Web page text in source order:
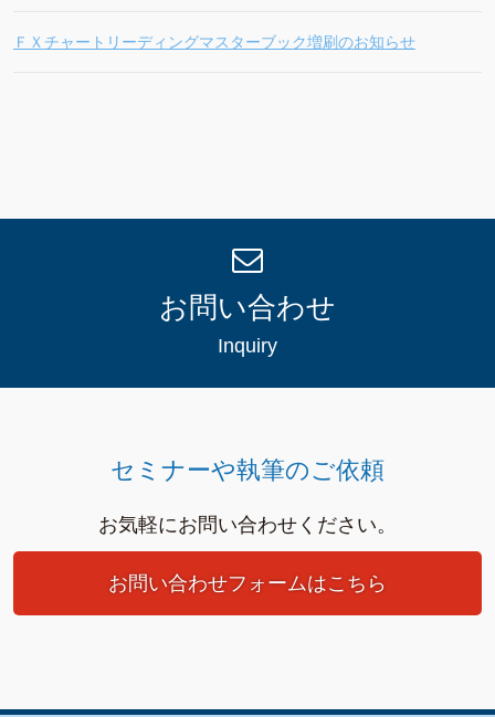
ＦＸチャートリーディングマスターブック増刷のお知らせ
お問い合わせ
Inquiry
セミナーや執筆のご依頼
お気軽にお問い合わせください。
お問い合わせフォームはこちら